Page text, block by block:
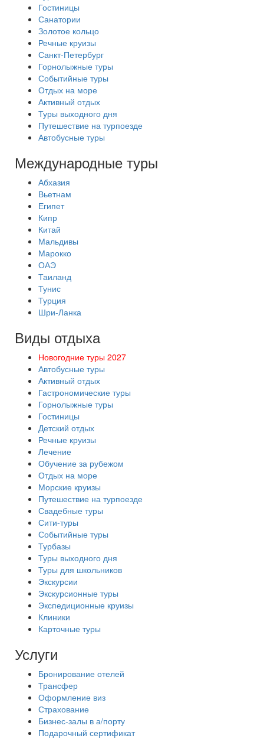
Гостиницы
Санатории
Золотое кольцо
Речные круизы
Санкт-Петербург
Горнолыжные туры
Событийные туры
Отдых на море
Активный отдых
Туры выходного дня
Путешествие на турпоезде
Автобусные туры
Международные туры
Абхазия
Вьетнам
Египет
Кипр
Китай
Мальдивы
Марокко
ОАЭ
Таиланд
Тунис
Турция
Шри-Ланка
Виды отдыха
Новогодние туры 2027
Автобусные туры
Активный отдых
Гастрономические туры
Горнолыжные туры
Гостиницы
Детский отдых
Речные круизы
Лечение
Обучение за рубежом
Отдых на море
Морские круизы
Путешествие на турпоезде
Свадебные туры
Сити-туры
Событийные туры
Турбазы
Туры выходного дня
Туры для школьников
Экскурсии
Экскурсионные туры
Экспедиционные круизы
Клиники
Карточные туры
Услуги
Бронирование отелей
Трансфер
Оформление виз
Страхование
Бизнес-залы в а/порту
Подарочный сертификат